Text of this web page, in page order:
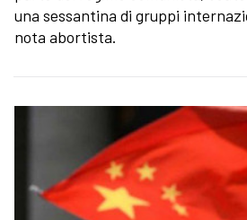
una sessantina di gruppi
nota abortista.